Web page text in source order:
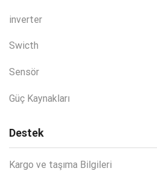
inverter
Swicth
Sensör
Güç Kaynakları
Destek
Kargo ve taşıma Bilgileri